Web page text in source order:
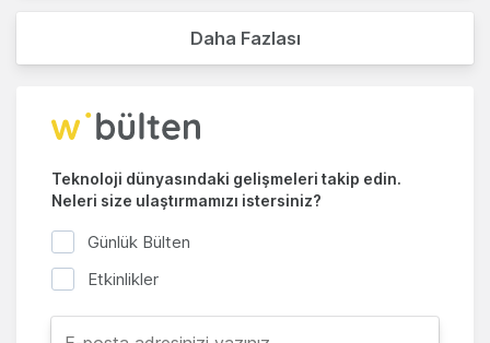
Daha Fazlası
Teknoloji dünyasındaki gelişmeleri takip edin.
Neleri size ulaştırmamızı istersiniz?
Günlük Bülten
Etkinlikler